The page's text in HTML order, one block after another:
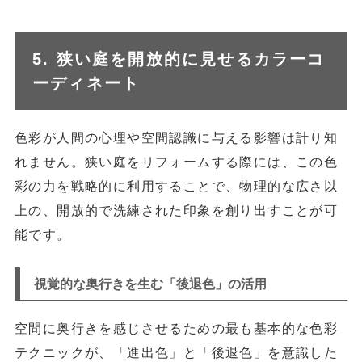
5. 狭い庭を開放的に見せるカラーコ
ーディネート
色彩が人間の心理や空間認識に与える影響は計り知
れません。狭い庭をリフォームする際には、この色
彩の力を戦略的に利用することで、物理的な広さ以
上の、開放的で洗練された印象を創り出すことが可
能です。
視覚的な奥行きを生む「後退色」の活用
空間に奥行きを感じさせるための最も基本的な色彩
テクニックが、「進出色」と「後退色」を意識した